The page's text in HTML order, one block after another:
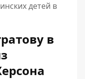
детей в
в